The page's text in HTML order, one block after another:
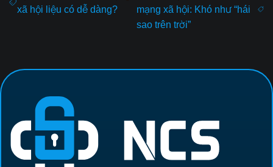
xã hội liệu có dễ dàng?
mạng xã hội: Khó như “hái
sao trên trời”